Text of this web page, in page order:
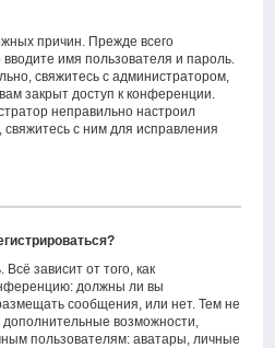
причин. Прежде всего
имя пользователя и пароль.
свяжитесь с администратором,
закрыт доступ к конференции.
неправильно настроил
с ним для исправления
зависит от того, как
должны ли вы
сообщения, или нет. Тем не
возможности,
пользователям: аватары, личные